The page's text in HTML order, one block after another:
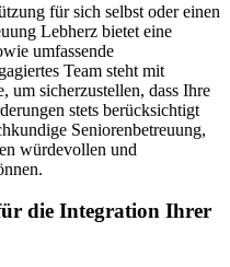
für sich selbst oder einen
Lebherz bietet eine
umfassende
Team steht mit
um sicherzustellen, dass Ihre
stets berücksichtigt
Seniorenbetreuung,
würdevollen und
die Integration Ihrer